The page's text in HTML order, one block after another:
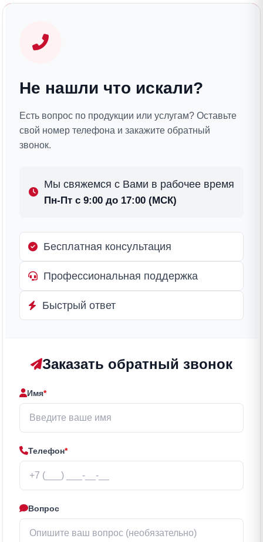
Не нашли что искали?
Есть вопрос по продукции или услугам? Оставьте
свой номер телефона и закажите обратный
звонок.
Мы свяжемся с Вами в рабочее время
Пн-Пт с 9:00 до 17:00 (МСК)
Бесплатная консультация
Профессиональная поддержка
Быстрый ответ
Заказать обратный звонок
Имя*
Телефон*
Вопрос